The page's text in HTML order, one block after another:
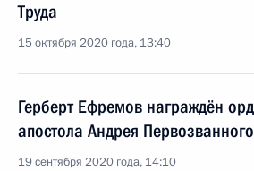
Труда
15 октября 2020 года, 13:40
Герберт Ефремов награждён
апостола Андрея
19 сентября 2020 года, 14:10